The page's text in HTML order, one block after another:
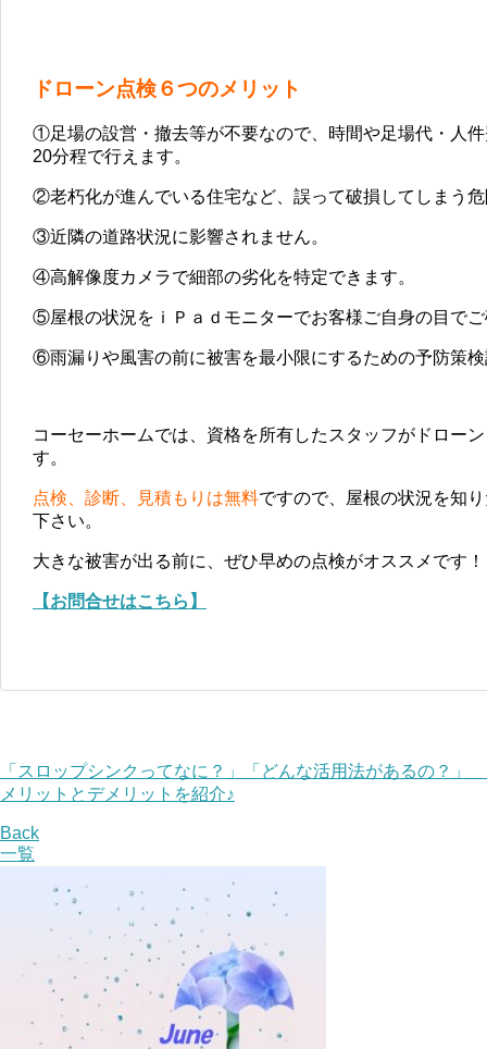
ドローン点検６つのメリット
①足場の設営・撤去等が不要なので、時間や足場代・人
20分程で行えます。
②老朽化が進んでいる住宅など、誤って破損してしまう
③近隣の道路状況に影響されません。
④高解像度カメラで細部の劣化を特定できます。
⑤屋根の状況をｉＰａｄモニターでお客様ご自身の目で
⑥雨漏りや風害の前に被害を最小限にするための予防策
コーセーホームでは、資格を所有したスタッフがドロー
す。
点検、診断、見積もりは無料ですので、屋根の状況を知
下さい。
大きな被害が出る前に、ぜひ早めの点検がオススメです！
【お問合せはこちら】
「スロップシンクってなに？」「どんな活用法があるの？」
メリットとデメリットを紹介♪
Back
一覧